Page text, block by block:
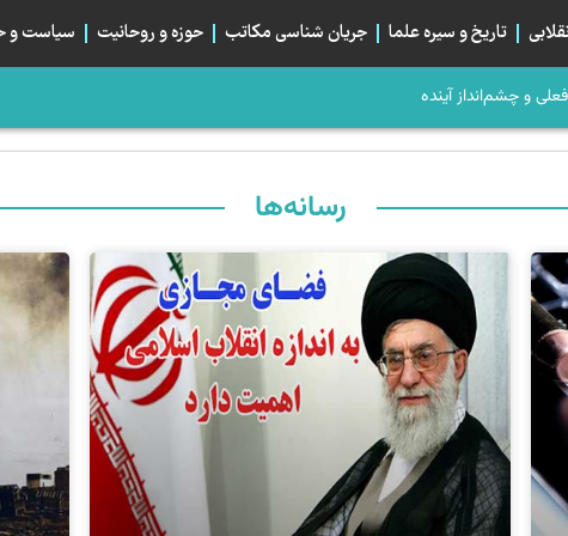
تاریخ و سیره علما جریان شناسی مکاتب حوزه و روحانیت سیاست و
اربعین و خیابان ایران، دو قطبی یا دو روی یک...
تبلور هم‌بستگی استراتژیک شیعیان
صلح می‌کرد؟
رسانه‌ها